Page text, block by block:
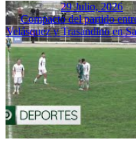
29 Julio, 2026
Compacto del partido
Velásquez y Trasandino en